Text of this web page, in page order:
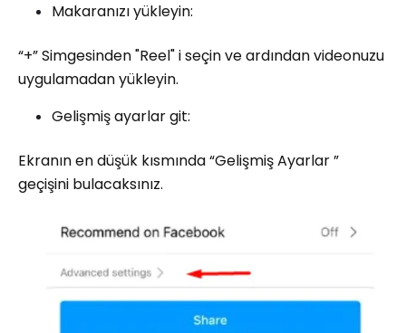
Makaranızı yükleyin:
“+” Simgesinden "Reel" i seçin ve ardından videonuzu
uygulamadan yükleyin.
Gelişmiş ayarlar git:
Ekranın en düşük kısmında “Gelişmiş Ayarlar ”
geçişini bulacaksınız.